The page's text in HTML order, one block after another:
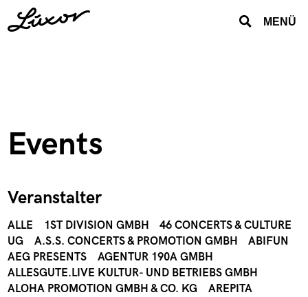
MENÜ
Events
Veranstalter
ALLE 1ST DIVISION GMBH
46 CONCERTS & CULTURE
UG
A.S.S. CONCERTS & PROMOTION GMBH
ABIFUN
AEG PRESENTS
AGENTUR 190A GMBH
ALLESGUTE.LIVE KULTUR- UND BETRIEBS GMBH
ALOHA PROMOTION GMBH & CO. KG
AREPITA